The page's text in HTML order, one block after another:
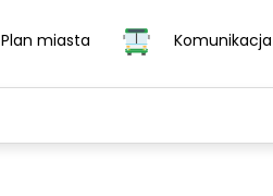
Plan miasta Komunikacja